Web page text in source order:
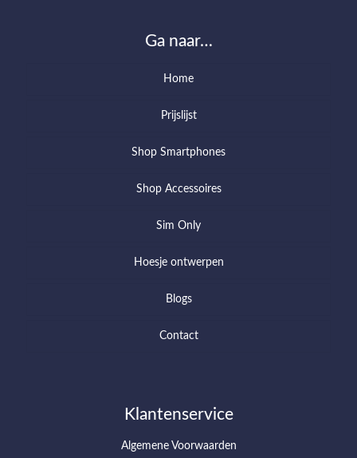
Ga naar…
Home
Prijslijst
Shop Smartphones
Shop Accessoires
Sim Only
Hoesje ontwerpen
Blogs
Contact
Klantenservice
Algemene Voorwaarden